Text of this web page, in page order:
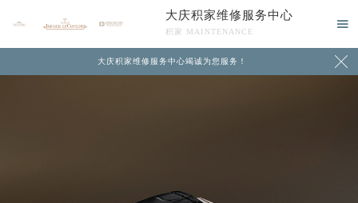
大庆积家维修服务中心
积家 MAINTENANCE

大庆积家维修服务中心竭诚为您服务！ 